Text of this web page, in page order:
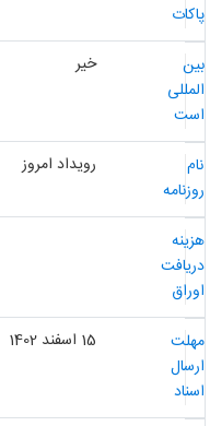
خیر
رویداد امروز
15 اسفند 1402